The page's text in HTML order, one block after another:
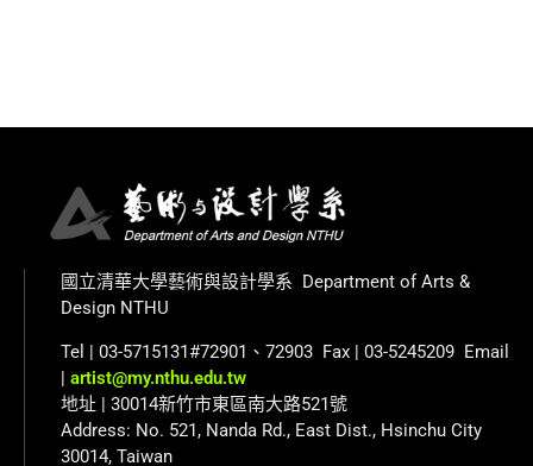
國立清華大學藝術與設計學系 Department of Arts &
Design NTHU
Tel | 03-5715131#72901、72903 Fax | 03-5245209 Email
| artist@my.nthu.edu.tw
地址 | 30014新竹市東區南大路521號
Address: No. 521, Nanda Rd., East Dist., Hsinchu City
30014, Taiwan